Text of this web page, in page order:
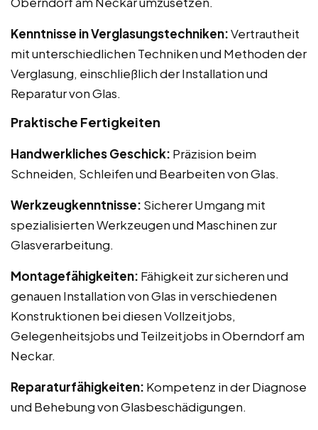
Kenntnisse in Verglasungstechniken:Vertrautheit
mit unterschiedlichen Techniken und Methoden der
Verglasung, einschließlich der Installation und
Reparatur von Glas.
Praktische Fertigkeiten
Handwerkliches Geschick: Präzision beim
Schneiden, Schleifen und Bearbeiten von Glas.
Werkzeugkenntnisse: Sicherer Umgang mit
spezialisierten Werkzeugen und Maschinen zur
Glasverarbeitung.
Montagefähigkeiten: Fähigkeit zur sicheren und
genauen Installation von Glas in verschiedenen
Konstruktionen bei diesen Vollzeitjobs,
Gelegenheitsjobs und Teilzeitjobs in Oberndorf am
Neckar.
Reparaturfähigkeiten: Kompetenz in der Diagnose
und Behebung von Glasbeschädigungen.